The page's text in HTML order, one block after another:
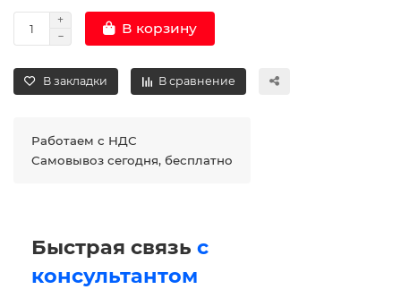
В корзину
В закладки В сравнение
Работаем с НДС
Самовывоз сегодня, бесплатно
Быстрая связь с
консультантом